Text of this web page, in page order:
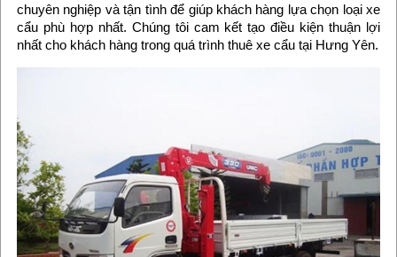
chuyên nghiệp và tận tình để giúp khách hàng lựa chọn loại xe
cẩu phù hợp nhất. Chúng tôi cam kết tạo điều kiện thuận lợi
nhất cho khách hàng trong quá trình thuê xe cẩu tại Hưng Yên.